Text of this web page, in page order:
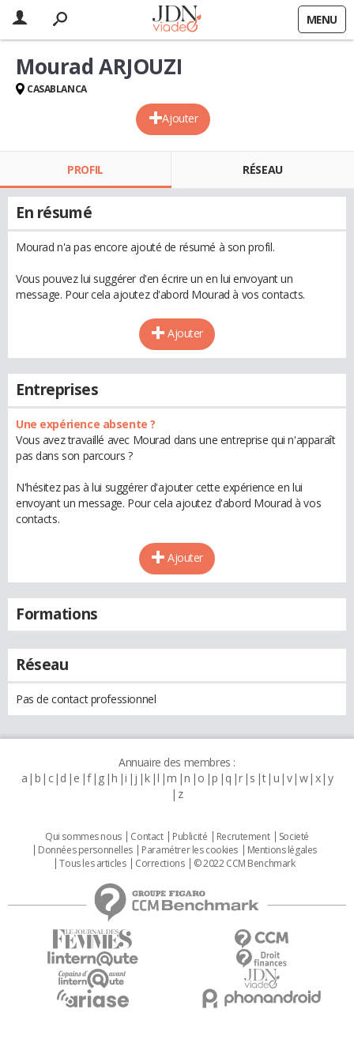
MENU
Ajouter
Mourad ARJOUZI
CASABLANCA
PROFIL RÉSEAU
En résumé
Mourad n'a pas encore ajouté de résumé à son profil.
Vous pouvez lui suggérer d'en écrire un en lui envoyant un
message. Pour cela ajoutez d'abord Mourad à vos contacts.
Ajouter
Entreprises
Une expérience absente ?
Vous avez travaillé avec Mourad dans une entreprise qui n'apparaît
pas dans son parcours ?
N'hésitez pas à lui suggérer d'ajouter cette expérience en lui
envoyant un message. Pour cela ajoutez d'abord Mourad à vos
contacts.
Ajouter
Formations
Réseau
Pas de contact professionnel
Annuaire des membres :
a b c d e f g h i j k l m n o p q r s t u v w x y
z
Qui sommes nous Contact Publicité Recrutement
Societé
Données personnelles
Paramétrer les cookies
Mentions légales
Tous les articles
Corrections © 2022 CCM Benchmark